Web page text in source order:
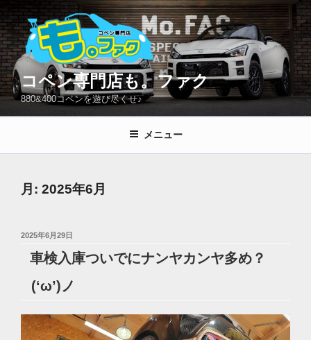
ン
テ
ン
ツ
へ
プ
コペン専門店も。ファク
880&400コペンを遊び尽くせ♪
メニュー
月: 2025年6月
投
日:
2025年6月29日
車検入庫ついでにナンヤカンヤ多め？
(‘ω’)ノ